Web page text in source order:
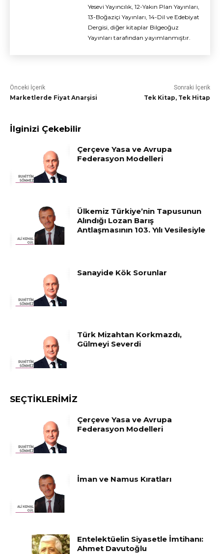
Yesevi Yayıncılık, 12-Yakın Plan Yayınları,
13-Boğaziçi Yayınları, 14-Dil ve Edebiyat
Dergisi, diğer kitaplar Bilgeoğuz
Yayınları tarafından yayımlanmıştır.
Önceki İçerik
Marketlerde Fiyat Anarşisi
Sonraki İçerik
Tek Kitap, Tek Hitap
İlginizi Çekebilir
Çerçeve Yasa ve Avrupa
Federasyon Modelleri
Ülkemiz Türkiye’nin Tapusunun
Alındığı Lozan Barış
Antlaşmasının 103. Yılı Vesilesiyle
Sanayide Kök Sorunlar
Türk Mizahtan Korkmazdı,
Gülmeyi Severdi
SEÇTIKLERIMIZ
Çerçeve Yasa ve Avrupa
Federasyon Modelleri
İman ve Namus Kıratları
Entelektüelin Siyasetle İmtihanı:
Ahmet Davutoğlu